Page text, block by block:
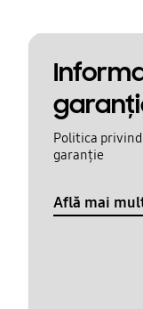
Politica
garanție
Află mai